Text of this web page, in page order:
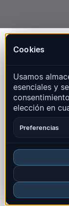
Cookies
Usamos
esenciales y
elección en
Preferencias
Mapa en
Abrir mapa
Resumen Mapa
FAQ
Sismos este mes
5
Último UTC: